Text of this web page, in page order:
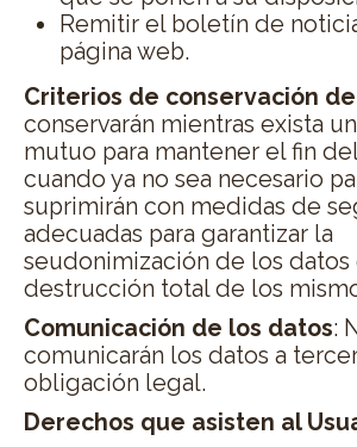
Remitir el boletín de
página web.
Criterios de conservación
conservarán mientras exista
mutuo para mantener el fin
cuando ya no sea necesario
suprimirán con medidas de
adecuadas para garantizar la
seudonimización de los datos
destrucción total de los
Comunicación de los datos:
comunicarán los datos a
obligación legal.
Derechos que asisten al